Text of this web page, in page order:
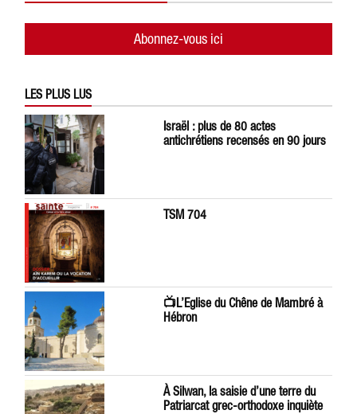
Abonnez-vous ici
LES PLUS LUS
Israël : plus de 80 actes
antichrétiens recensés en 90 jours
TSM 704
📺L’Eglise du Chêne de Mambré à
Hébron
À Silwan, la saisie d’une terre du
Patriarcat grec-orthodoxe inquiète